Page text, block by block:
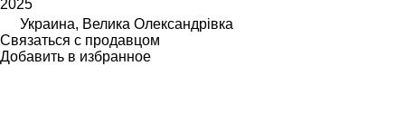
2025
Украина, Велика Олександрівка
Связаться с продавцом
Добавить в избранное